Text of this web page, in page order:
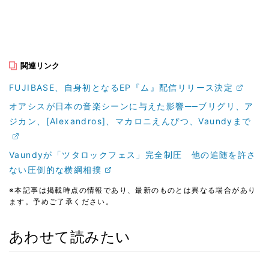
関連リンク
FUJIBASE、自身初となるEP『ム』配信リリース決定
オアシスが日本の音楽シーンに与えた影響──ブリグリ、ア
ジカン、[Alexandros]、マカロニえんぴつ、Vaundyまで
Vaundyが「ツタロックフェス」完全制圧 他の追随を許さ
ない圧倒的な横綱相撲
※本記事は掲載時点の情報であり、最新のものとは異なる場合があり
ます。予めご了承ください。
あわせて読みたい